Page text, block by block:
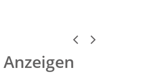
Previous
Next